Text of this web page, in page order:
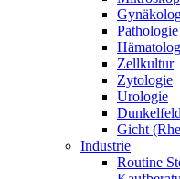
Pathologie
Zellkultur
Zytologie
Urologie
Dunkelfeld
Gicht
Industrie
Routine